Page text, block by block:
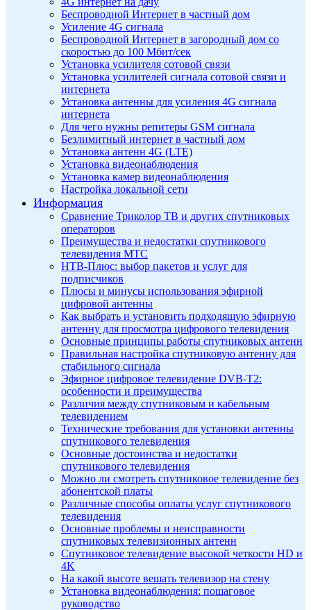
Беспроводной Интернет в частный дом
Усиление 4G сигнала
Беспроводной Интернет в загородный дом со
скоростью до 100 Мбит/сек
Установка усилителя сотовой связи
Установка усилителей сигнала сотовой связи и
интернета
Установка антенны для усиления 4G сигнала
интернета
Для чего нужны репитеры GSM сигнала
Безлимитный интернет в частный дом
Установка антенн 4G (LTE)
Установка видеонаблюдения
Установка камер видеонаблюдения
Настройка локальной сети
Информация
Сравнение Триколор ТВ и других спутниковых
операторов
Преимущества и недостатки спутникового
телевидения МТС
НТВ-Плюс: выбор пакетов и услуг для
подписчиков
Плюсы и минусы использования эфирной
цифровой антенны
Как выбрать и установить подходящую эфирную
антенну для просмотра цифрового телевидения
Основные принципы работы спутниковых антенн
Правильная настройка спутниковую антенну для
стабильного сигнала
Эфирное цифровое телевидение DVB-T2:
особенности и преимущества
Различия между спутниковым и кабельным
телевидением
Технические требования для установки антенны
спутникового телевидения
Основные достоинства и недостатки
спутникового телевидения
Можно ли смотреть спутниковое телевидение без
абонентской платы
Различные способы оплаты услуг спутникового
телевидения
Основные проблемы и неисправности
спутниковых телевизионных антенн
Спутниковое телевидение высокой четкости HD и
4K
На какой высоте вешать телевизор на стену
Установка видеонаблюдения: пошаговое
руководство